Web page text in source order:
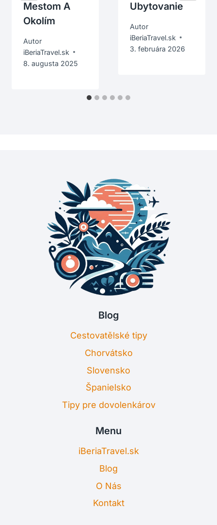
Mestom A
Okolím
Autor
iBeriaTravel.sk
8. augusta 2025
Ubytovanie
Autor
iBeriaTravel.sk
3. februára 2026
Blog
Cestovatělské tipy
Chorvátsko
Slovensko
Španielsko
Tipy pre dovolenkárov
Menu
iBeriaTravel.sk
Blog
O Nás
Kontakt